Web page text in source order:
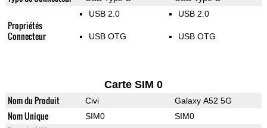
Propriétés
Connecteur
USB 2.0
USB OTG
USB 2.0
USB OTG
Carte SIM 0
Nom du Produit Civi Galaxy A52 5G
Nom Unique SIM0 SIM0